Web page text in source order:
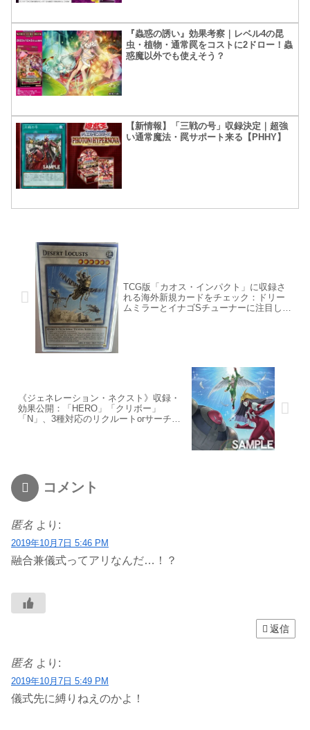
『蟲惑の誘い』効果考察｜レベル4の昆
虫・植物・通常罠をコストに2ドロー！蟲
惑魔以外でも使えそう？
【新情報】「三戦の号」収録決定｜超強
い通常魔法・罠サポート来る【PHHY】
TCG版「カオス・インパクト」に収録さ
れる海外新規カードをチェック：ドリー
ムミラーとイナゴSチューナーに注目して
《ジェネレーション・ネクスト》収録・
効果公開：「HERO」「クリボー」
「N」、3種対応のリクルートorサーチ札
コメント
匿名 より:
2019年10月7日 5:46 PM
融合兼儀式ってアリなんだ…！？
返信
匿名 より:
2019年10月7日 5:49 PM
儀式先に縛りねえのかよ！